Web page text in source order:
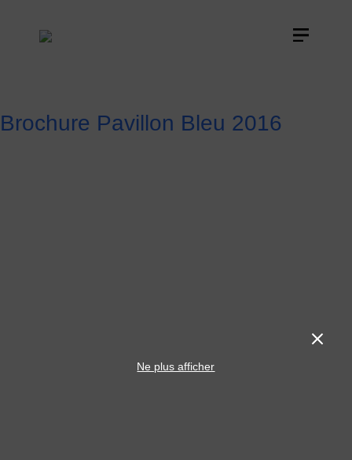
Ne plus afficher
Brochure Pavillon Bleu 2016